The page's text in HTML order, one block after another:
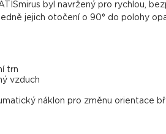
byl navržený pro rychlou,
jejich otočení o 90° do polohy
trn
vzduch
náklon pro změnu orientace